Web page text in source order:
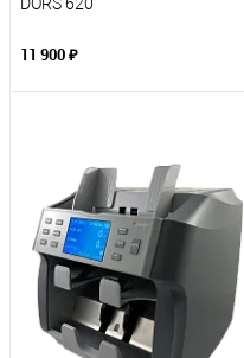
11 900 ₽